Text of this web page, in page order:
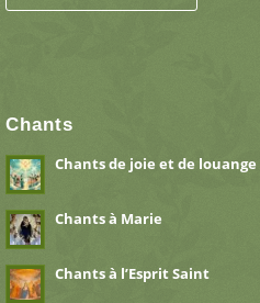
Chants
Chants de joie et de louange
Chants à Marie
Chants à l’Esprit Saint